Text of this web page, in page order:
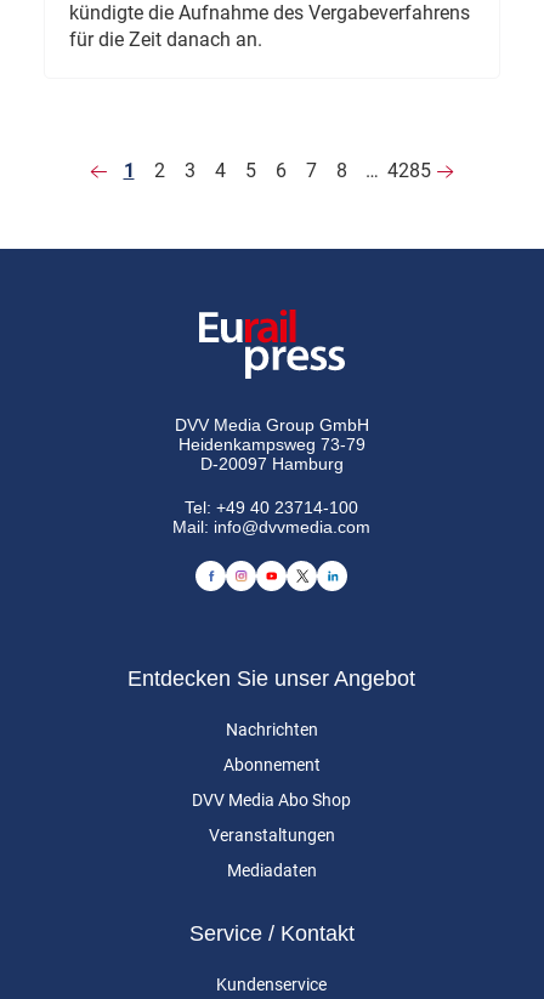
kündigte die Aufnahme des Vergabeverfahrens
für die Zeit danach an.
1 2 3 4 5 6 7 8 … 4285
DVV Media Group GmbH
Heidenkampsweg 73-79
D-20097 Hamburg
Tel:+49 40 23714-100
Mail: info@dvvmedia.com
Entdecken Sie unser Angebot
Nachrichten
Abonnement
DVV Media Abo Shop
Veranstaltungen
Mediadaten
Service / Kontakt
Kundenservice